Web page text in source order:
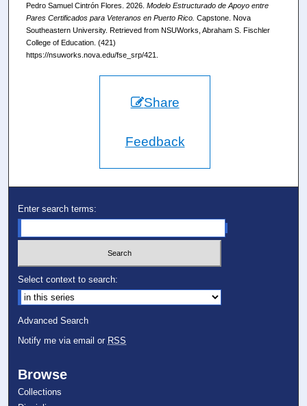
Pedro Samuel Cintrón Flores. 2026. Modelo Estructurado de Apoyo entre
Pares Certificados para Veteranos en Puerto Rico. Capstone. Nova
Southeastern University. Retrieved from NSUWorks, Abraham S. Fischler
College of Education. (421)
https://nsuworks.nova.edu/fse_srp/421.
Share
Feedback
Enter search terms:
Select context to search:
Advanced Search
Notify me via email or RSS
Browse
Collections